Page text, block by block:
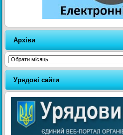
Архіви
Архіви
Урядові сайти